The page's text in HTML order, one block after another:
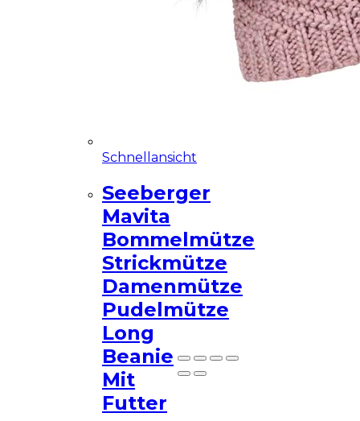
Schnellansicht
Seeberger
Mavita
Bommelmütze
Strickmütze
Damenmütze
Pudelmütze
Long
Beanie
Mit
Futter
Demo Affiliate Website!